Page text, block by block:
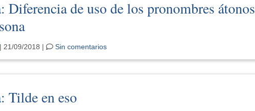
Diferencia de uso de los pronombres átonos
| 21/09/2018 | Sin comentarios
Tilde en eso